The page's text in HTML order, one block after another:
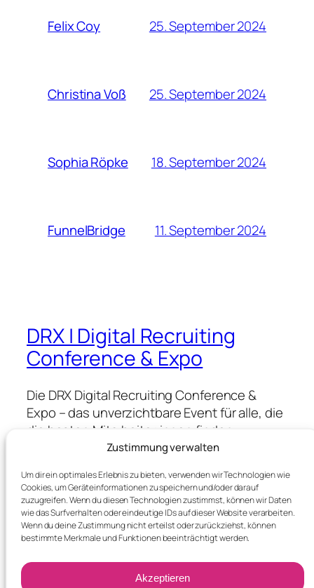
Zustimmung verwalten
Um dir ein optimales Erlebnis zu bieten, verwenden wir Technologien wie
Cookies, um Geräteinformationen zu speichern und/oder darauf
zuzugreifen. Wenn du diesen Technologien zustimmst, können wir Daten
wie das Surfverhalten oder eindeutige IDs auf dieser Website verarbeiten.
Wenn du deine Zustimmung nicht erteilst oder zurückziehst, können
bestimmte Merkmale und Funktionen beeinträchtigt werden.
Akzeptieren
Felix Coy 25. September 2024
Christina Voß 25. September 2024
Sophia Röpke 18. September 2024
FunnelBridge 11. September 2024
DRX | Digital Recruiting
Conference & Expo
Die DRX Digital Recruiting Conference &
Expo – das unverzichtbare Event für alle, die
die besten Mitarbeiter:innen finden,
gewinnen & halten wollen.
Blog
About
FAQs
Events
Shop
Patterns